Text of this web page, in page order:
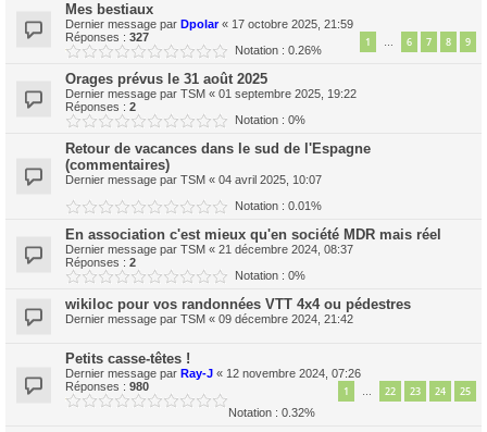
Mes bestiaux
Dernier message par Dpolar« 17 octobre 2025, 21:59
Réponses : 327 1 … 6 7 8 9
Notation : 0.26%
Orages prévus le 31 août 2025
Dernier message par TSM « 01 septembre 2025, 19:22
Réponses : 2
Notation : 0%
Retour de vacances dans le sud de l'Espagne
(commentaires)
Dernier message par TSM « 04 avril 2025, 10:07
Notation : 0.01%
En association c'est mieux qu'en société MDR mais réel
Dernier message par TSM « 21 décembre 2024, 08:37
Réponses : 2
Notation : 0%
wikiloc pour vos randonnées VTT 4x4 ou pédestres
Dernier message par TSM « 09 décembre 2024, 21:42
Petits casse-têtes !
Dernier message par Ray-J « 12 novembre 2024, 07:26
Réponses : 980 1 … 22 23 24 25
Notation : 0.32%